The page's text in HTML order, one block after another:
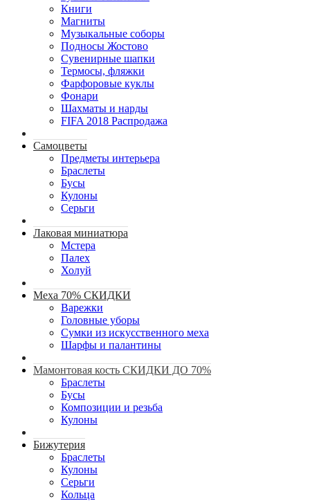
Книги
Магниты
Музыкальные соборы
Подносы Жостово
Сувенирные шапки
Термосы, фляжки
Фарфоровые куклы
Фонари
Шахматы и нарды
FIFA 2018 Распродажа
Самоцветы
Предметы интерьера
Браслеты
Бусы
Кулоны
Серьги
Лаковая миниатюра
Мстера
Палех
Холуй
Меха 70% СКИДКИ
Варежки
Головные уборы
Сумки из искусственного меха
Шарфы и палантины
Мамонтовая кость СКИДКИ ДО 70%
Браслеты
Бусы
Композиции и резьба
Кулоны
Бижутерия
Браслеты
Кулоны
Серьги
Кольца